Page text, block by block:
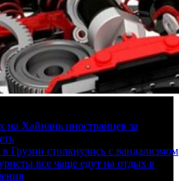
Хайнань иностранцев за
Грузии столкнулись с вандализмом
все чаще едут на отдых в